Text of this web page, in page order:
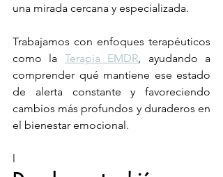
una mirada cercana y especializada.
Trabajamos con enfoques terapéuticos
como la Terapia EMDR , ayudando a
comprender qué mantiene ese estado
de alerta constante y favoreciendo
cambios más profundos y duraderos en
el bienestar emocional.
l